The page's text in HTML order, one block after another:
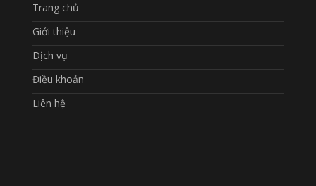
Trang chủ
Giới thiệu
Dịch vụ
Điều khoản
Liên hệ